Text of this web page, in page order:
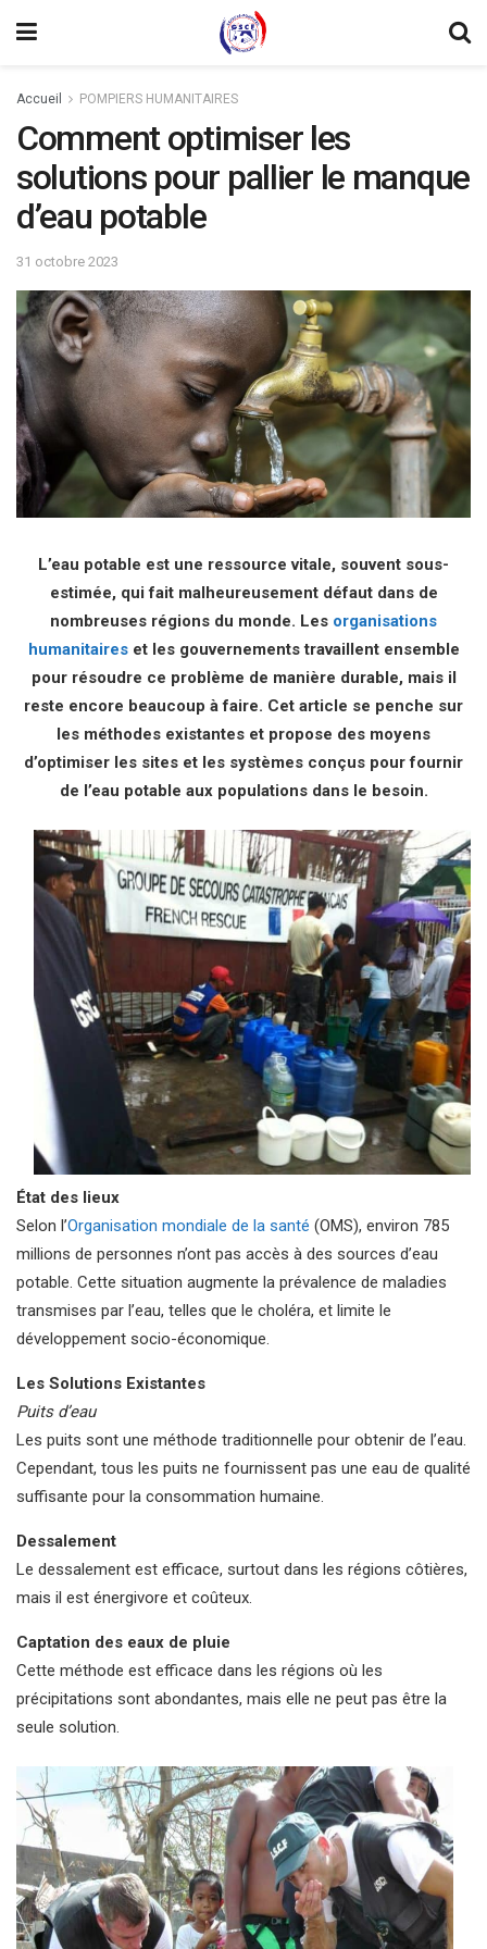
Accueil POMPIERS HUMANITAIRES
Comment optimiser les
solutions pour pallier le manque
d’eau potable
31 octobre 2023
L’eau potable est une ressource vitale, souvent sous-
estimée, qui fait malheureusement défaut dans de
nombreuses régions du monde. Les organisations
humanitaireset les gouvernements travaillent ensemble
pour résoudre ce problème de manière durable, mais il
reste encore beaucoup à faire. Cet article se penche sur
les méthodes existantes et propose des moyens
d’optimiser les sites et les systèmes conçus pour fournir
de l’eau potable aux populations dans le besoin.
État des lieux
Selon l’Organisation mondiale de la santé (OMS), environ 785
millions de personnes n’ont pas accès à des sources d’eau
potable. Cette situation augmente la prévalence de maladies
transmises par l’eau, telles que le choléra, et limite le
développement socio-économique.
Les Solutions Existantes
Puits d’eau
Les puits sont une méthode traditionnelle pour obtenir de l’eau.
Cependant, tous les puits ne fournissent pas une eau de qualité
suffisante pour la consommation humaine.
Dessalement
Le dessalement est efficace, surtout dans les régions côtières,
mais il est énergivore et coûteux.
Captation des eaux de pluie
Cette méthode est efficace dans les régions où les
précipitations sont abondantes, mais elle ne peut pas être la
seule solution.